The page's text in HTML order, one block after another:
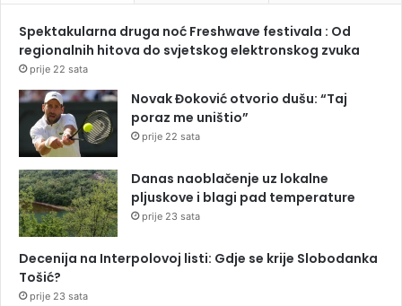
Spektakularna druga noć Freshwave festivala : Od
regionalnih hitova do svjetskog elektronskog zvuka
prije 22 sata
Novak Đoković otvorio dušu: “Taj
poraz me uništio”
prije 22 sata
Danas naoblačenje uz lokalne
pljuskove i blagi pad temperature
prije 23 sata
Decenija na Interpolovoj listi: Gdje se krije Slobodanka
Tošić?
prije 23 sata